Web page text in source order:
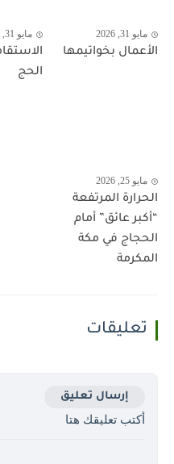
مايو 31, 2026
الأعمال بخواتيمها
مايو 31, 2026
الحج
مايو 25, 2026
الحرارة المرتفعة
“أكبر عائق” أمام
الحجاج في مكة
المكرمة
تعليقات
إرسال تعليق
أكتب تعليقك هتا